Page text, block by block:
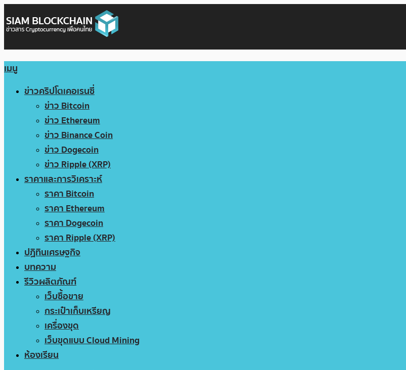
เมนู
ข่าวคริปโตเคอเรนซี่
ข่าว Bitcoin
ข่าว Ethereum
ข่าว Binance Coin
ข่าว Dogecoin
ข่าว Ripple (XRP)
ราคาและการวิเคราะห์
ราคา Bitcoin
ราคา Ethereum
ราคา Dogecoin
ราคา Ripple (XRP)
ปฏิทินเศรษฐกิจ
บทความ
รีวิวผลิตภัณฑ์
เว็บซื้อขาย
กระเป๋าเก็บเหรียญ
เครื่องขุด
เว็บขุดแบบ Cloud Mining
ห้องเรียน